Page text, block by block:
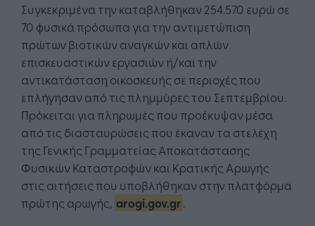
Συγκεκριμένα την καταβλήθηκαν 254.570 ευρώ σε
70 φυσικά πρόσωπα για την αντιμετώπιση
πρώτων βιοτικών αναγκών και απλών
επισκευαστικών εργασιών ή/και την
αντικατάσταση οικοσκευής σε περιοχές που
επλήγησαν από τις πλημμύρες του Σεπτεμβρίου.
Πρόκειται για πληρωμές που προέκυψαν μέσα
από τις διασταυρώσεις που έκαναν τα στελέχη
της Γενικής Γραμματείας Αποκατάστασης
Φυσικών Καταστροφών και Κρατικής Αρωγής
στις αιτήσεις που υποβλήθηκαν στην πλατφόρμα
πρώτης αρωγής, arogi.gov.gr.